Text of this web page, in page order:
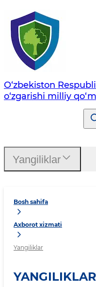
O‘zbekiston
o‘zgarishi milliy
Bosh sahifa
Axborot xizmati
Yangiliklar
YANGILIKLAR
Yangiliklar